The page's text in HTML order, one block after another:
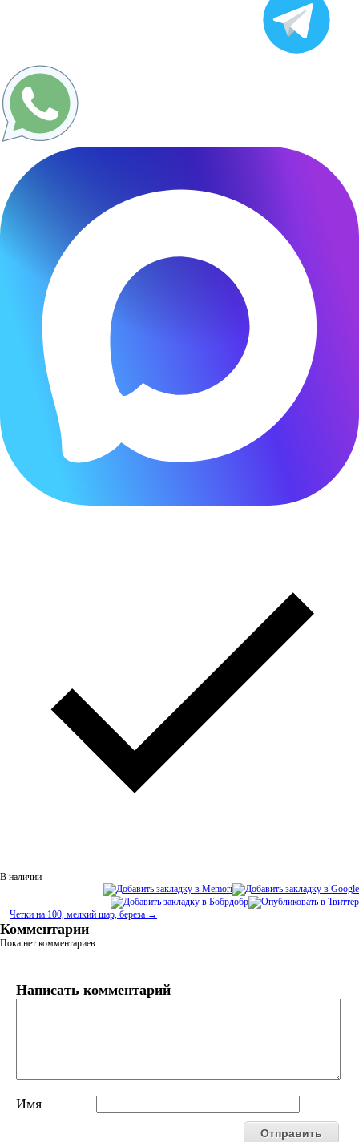
В наличии
Четки на 100, мелкий шар, береза →
Комментарии
Пока нет комментариев
Написать комментарий
Имя